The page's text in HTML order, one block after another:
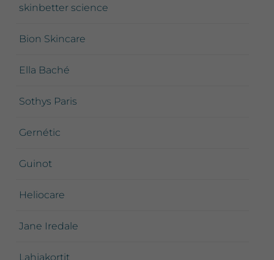
skinbetter science
Bion Skincare
Ella Baché
Sothys Paris
Gernétic
Guinot
Heliocare
Jane Iredale
Lahjakortit